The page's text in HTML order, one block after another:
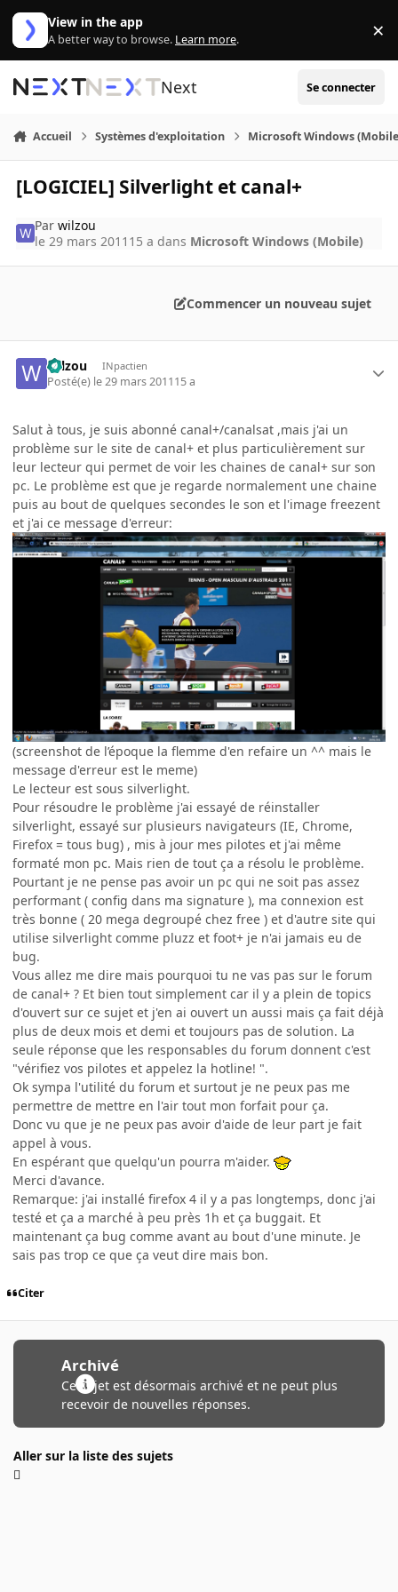
Aller au contenu
View in the app
A better way to browse. Learn more. ×
Next Se connecter
Accueil Systèmes d'exploitation Microsoft Windows
[LOGICIEL] Silverlight et canal+
Parwilzou
le 29 mars 2011 15 a dans Microsoft Windows (Mobile)
Commencer un nouveau sujet
wilzou INpactien
Posté(e) le 29 mars 201115 a
Salut à tous, je suis abonné canal+/canalsat ,mais j'ai un
problème sur le site de canal+ et plus particulièrement sur
leur lecteur qui permet de voir les chaines de canal+ sur son
pc. Le problème est que je regarde normalement une chaine
puis au bout de quelques secondes le son et l'image freezent
et j'ai ce message d'erreur:
(screenshot de l’époque la flemme d'en refaire un ^^ mais le
message d'erreur est le meme)
Le lecteur est sous silverlight.
Pour résoudre le problème j'ai essayé de réinstaller
silverlight, essayé sur plusieurs navigateurs (IE, Chrome,
Firefox = tous bug) , mis à jour mes pilotes et j'ai même
formaté mon pc. Mais rien de tout ça a résolu le problème.
Pourtant je ne pense pas avoir un pc qui ne soit pas assez
performant ( config dans ma signature ), ma connexion est
très bonne ( 20 mega degroupé chez free ) et d'autre site qui
utilise silverlight comme pluzz et foot+ je n'ai jamais eu de
bug.
Vous allez me dire mais pourquoi tu ne vas pas sur le forum
de canal+ ? Et bien tout simplement car il y a plein de topics
d'ouvert sur ce sujet et j'en ai ouvert un aussi mais ça fait déjà
plus de deux mois et demi et toujours pas de solution. La
seule réponse que les responsables du forum donnent c'est
"vérifiez vos pilotes et appelez la hotline! ".
Ok sympa l'utilité du forum et surtout je ne peux pas me
permettre de mettre en l'air tout mon forfait pour ça.
Donc vu que je ne peux pas avoir d'aide de leur part je fait
appel à vous.
En espérant que quelqu'un pourra m'aider.
Merci d'avance.
Remarque: j'ai installé firefox 4 il y a pas longtemps, donc j'ai
testé et ça a marché à peu près 1h et ça buggait. Et
maintenant ça bug comme avant au bout d'une minute. Je
sais pas trop ce que ça veut dire mais bon.
Citer
Archivé
Ce sujet est désormais archivé et ne peut plus
recevoir de nouvelles réponses.
Aller sur la liste des sujets